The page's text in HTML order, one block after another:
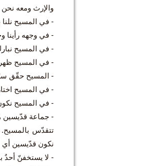
والإرث ومعه نحن
- في المسيح نلنا
- في وجهه رأينا
- في المسيح
- في المسيح ظهر
- المسيح حقّق سرّ
- في المسيح
- في المسيح
- جماعة قدّيسين
تتقدّس بالمسيح.
نكون قدّيسين أي
- لا يستخفنّ أحدٌ